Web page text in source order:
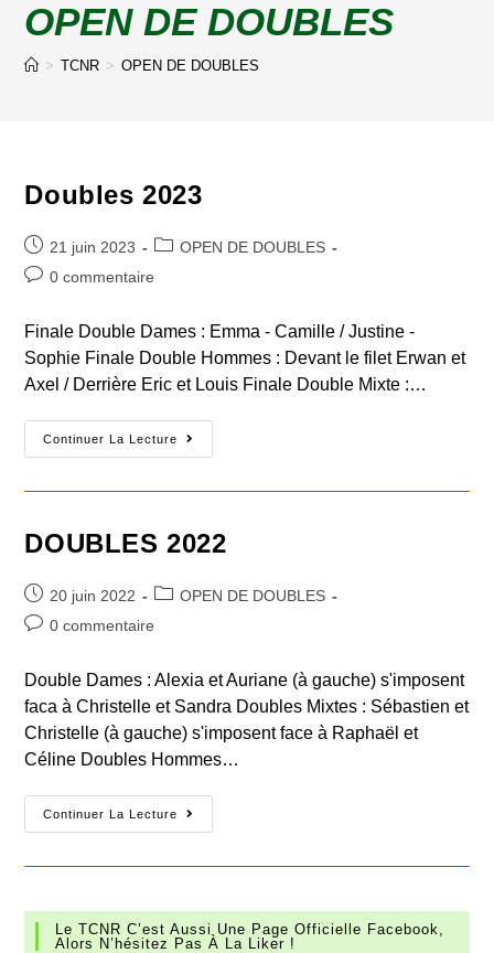
OPEN DE DOUBLES
> TCNR > OPEN DE DOUBLES
Doubles 2023
Post
published:
21 juin 2023
PostOPEN DE DOUBLES
Post0 commentaire
Finale Double Dames : Emma - Camille / Justine -
Sophie Finale Double Hommes : Devant le filet Erwan et
Axel / Derrière Eric et Louis Finale Double Mixte :…
Continuer La Lecture
2023
DOUBLES 2022
Post
published:
20 juin 2022
PostOPEN DE DOUBLES
Post0 commentaire
Double Dames : Alexia et Auriane (à gauche) s'imposent
faca à Christelle et Sandra Doubles Mixtes : Sébastien et
Christelle (à gauche) s'imposent face à Raphaël et
Céline Doubles Hommes…
Continuer La Lecture
2022
Le TCNR C’est Aussi Une Page Officielle Facebook,
Alors N’hésitez Pas À La Liker !